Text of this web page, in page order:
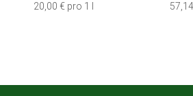
20,00 € pro 1 l